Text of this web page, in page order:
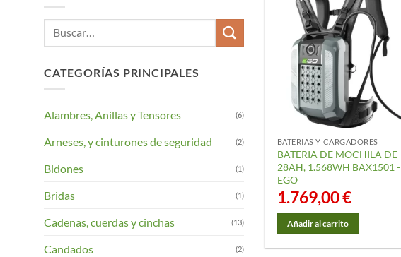
Buscar
CATEGORÍAS PRINCIPALES
Alambres, Anillas y Tensores (6)
Arneses, y cinturones de seguridad (2)
Bidones (1)
Bridas (1)
Cadenas, cuerdas y cinchas (13)
Candados (2)
BATERIAS Y CARGADORES
BATERIA DE MOCHILA DE
28AH, 1.568WH BAX1501 -
EGO
1.769,00€
Añadir al carrito